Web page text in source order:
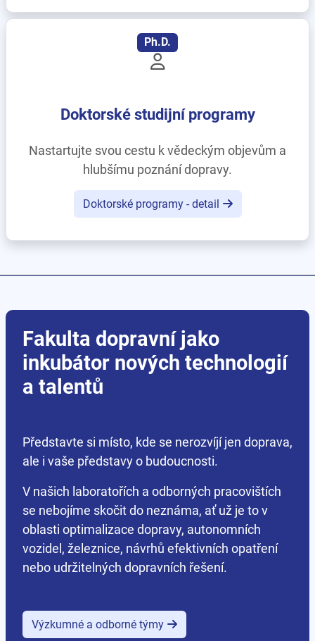
Ph.D.
Doktorské studijní programy
Nastartujte svou cestu k vědeckým objevům a
hlubšímu poznání dopravy.
Doktorské programy - detail
Fakulta dopravní jako
inkubátor nových technologií
a talentů
Představte si místo, kde se nerozvíjí jen doprava,
ale i vaše představy o budoucnosti.
V našich laboratořích a odborných pracovištích
se nebojíme skočit do neznáma, ať už je to v
oblasti optimalizace dopravy, autonomních
vozidel, železnice, návrhů efektivních opatření
nebo udržitelných dopravních řešení.
Výzkumné a odborné týmy